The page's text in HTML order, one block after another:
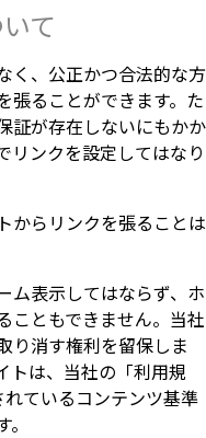
て
く、公正かつ合法的な方
張ることができます。た
証が存在しないにもかか
リンクを設定してはなり
からリンクを張ることは
ム表示してはならず、ホ
こともできません。当社
り消す権利を留保しま
トは、当社の「利用規
ているコンテンツ基準